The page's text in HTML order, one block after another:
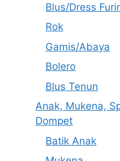
Blus/Dress
Rok
Gamis/Abaya
Bolero
Blus Tenun
Anak, Mukena,
Dompet
Batik Anak